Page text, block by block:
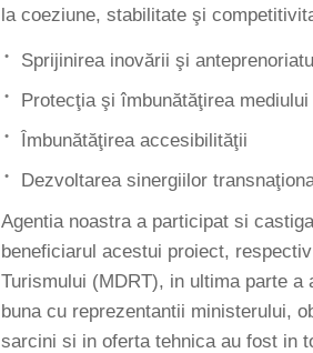
la coeziune, stabilitate şi
Sprijinirea inovării şi
Protecţia şi îmbunătăţirea
Îmbunătăţirea accesibilităţii
Dezvoltarea sinergiilor
Agentia noastra a participat si
beneficiarul acestui proiect,
Turismului (MDRT), in ultima parte a
buna cu reprezentantii ministerului,
sarcini si in oferta tehnica au fost in